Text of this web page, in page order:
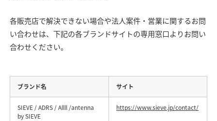
各販売店で解決できない場合や法人案件・営業に関するお問
い合わせは、下記の各ブランドサイトの専用窓口よりお問い
合わせください。
ブランド名 サイト
SIEVE / ADRS / Allll /antenna
by SIEVE
https://www.sieve.jp/contact/